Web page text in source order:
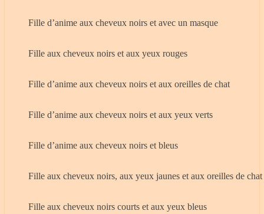
Fille d’anime aux cheveux noirs et avec un masque
Fille aux cheveux noirs et aux yeux rouges
Fille d’anime aux cheveux noirs et aux oreilles de chat
Fille d’anime aux cheveux noirs et aux yeux verts
Fille d’anime aux cheveux noirs et bleus
Fille aux cheveux noirs, aux yeux jaunes et aux oreilles de chat
Fille aux cheveux noirs courts et aux yeux bleus